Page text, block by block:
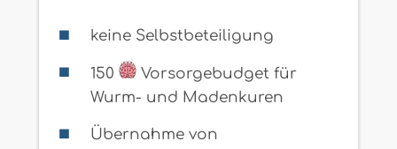
keine Selbstbeteiligung
150
Vorsorgebudget für
Wurm- und Madenkuren
Übernahme von